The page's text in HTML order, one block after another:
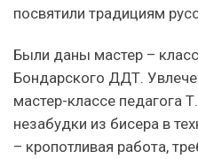
посвятили традициям
Были даны мастер –
Бондарского ДДТ.
мастер-классе педагога
незабудки из бисера в
– кропотливая работа,